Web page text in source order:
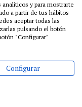
y para mostrarte
a partir de tus hábitos
aceptar todas las
pulsando el botón
"Configurar"
Configurar